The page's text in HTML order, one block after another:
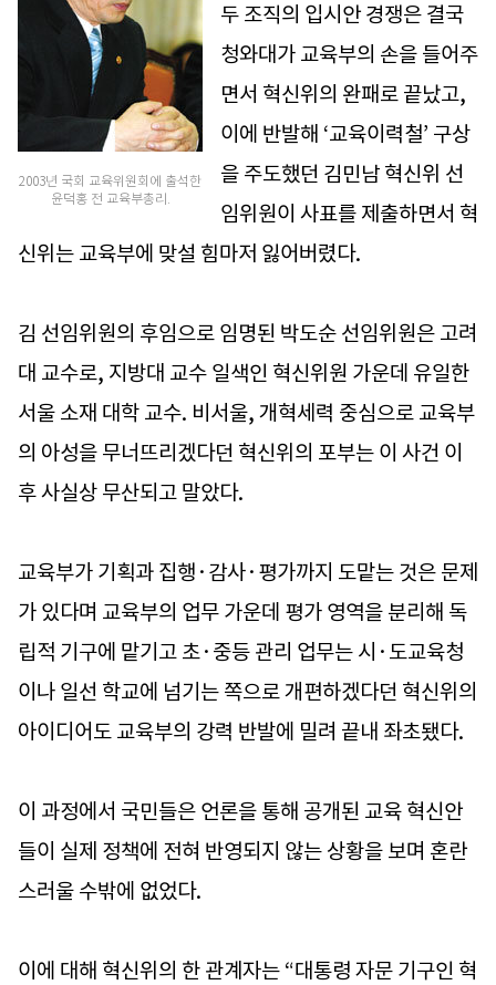
2003년 국회 교육위원회에 출석한
윤덕홍 전 교육부총리.
두 조직의 입시안 경쟁은 결국
청와대가 교육부의 손을 들어주
면서 혁신위의 완패로 끝났고,
이에 반발해 ‘교육이력철’ 구상
을 주도했던 김민남 혁신위 선
임위원이 사표를 제출하면서 혁
신위는 교육부에 맞설 힘마저 잃어버렸다.
김 선임위원의 후임으로 임명된 박도순 선임위원은 고려
대 교수로, 지방대 교수 일색인 혁신위원 가운데 유일한
서울 소재 대학 교수. 비서울, 개혁세력 중심으로 교육부
의 아성을 무너뜨리겠다던 혁신위의 포부는 이 사건 이
후 사실상 무산되고 말았다.
교육부가 기획과 집행·감사·평가까지 도맡는 것은 문제
가 있다며 교육부의 업무 가운데 평가 영역을 분리해 독
립적 기구에 맡기고 초·중등 관리 업무는 시·도교육청
이나 일선 학교에 넘기는 쪽으로 개편하겠다던 혁신위의
아이디어도 교육부의 강력 반발에 밀려 끝내 좌초됐다.
이 과정에서 국민들은 언론을 통해 공개된 교육 혁신안
들이 실제 정책에 전혀 반영되지 않는 상황을 보며 혼란
스러울 수밖에 없었다.
이에 대해 혁신위의 한 관계자는 “대통령 자문 기구인 혁